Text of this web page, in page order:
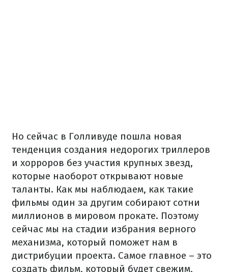
Но сейчас в Голливуде пошла новая
тенденция создания недорогих триллеров
и хорроров без участия крупных звезд,
которые наоборот открывают новые
таланты. Как мы наблюдаем, как такие
фильмы один за другим собирают сотни
миллионов в мировом прокате. Поэтому
сейчас мы на стадии избрания верного
механизма, который поможет нам в
дистрибуции проекта. Самое главное – это
создать фильм, который будет свежим,